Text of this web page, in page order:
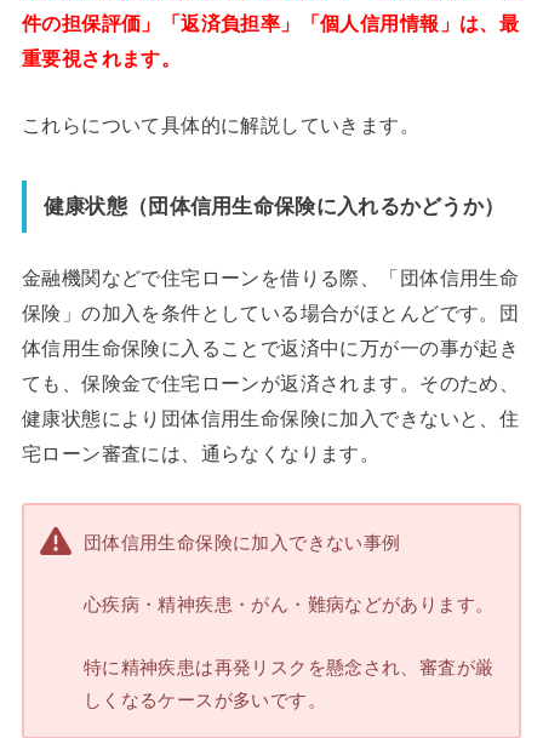
件の担保評価」「返済負担率」「個人信用情報」は、最
重要視されます。
これらについて具体的に解説していきます。
健康状態（団体信用生命保険に入れるかどうか）
金融機関などで住宅ローンを借りる際、「団体信用生命
保険」の加入を条件としている場合がほとんどです。団
体信用生命保険に入ることで返済中に万が一の事が起き
ても、保険金で住宅ローンが返済されます。そのため、
健康状態により団体信用生命保険に加入できないと、住
宅ローン審査には、通らなくなります。
団体信用生命保険に加入できない事例
心疾病・精神疾患・がん・難病などがあります。
特に精神疾患は再発リスクを懸念され、審査が厳
しくなるケースが多いです。